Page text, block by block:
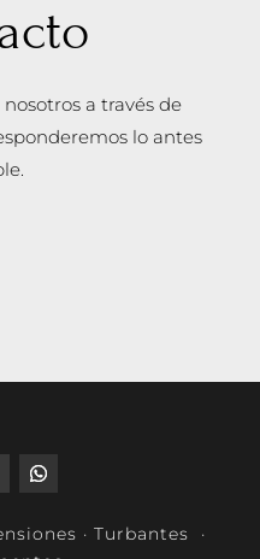
a través de
lo antes
· Turbantes ·